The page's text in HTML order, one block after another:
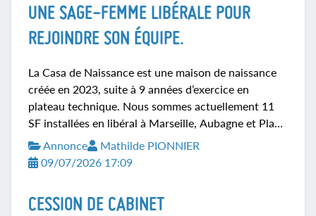
0672186131. Au plaisir de pouvoir échanger. A
bientôt !
UNE SAGE-FEMME LIBÉRALE POUR
REJOINDRE SON ÉQUIPE.
La Casa de Naissance est une maison de naissance
créée en 2023, suite à 9 années d’exercice en
plateau technique. Nous sommes actuellement 11
SF installées en libéral à Marseille, Aubagne et Plan
de Cuques, partageant notre temps de travail entre
nos cabinets libéraux et la maison de naissance à
et un bureau/kitchenette nous y sont dédiées. Nous
Annonce
Mathilde PIONNIER
09/07/2026 17:09
CESSION DE CABINET